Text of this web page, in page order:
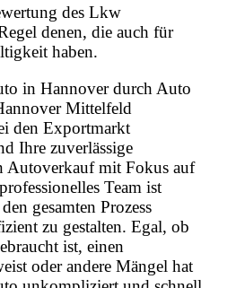
des Lkw
denen, die auch für
haben.
in Hannover durch Auto
Mittelfeld
den Exportmarkt
Ihre zuverlässige
Autoverkauf mit Fokus auf
Team ist
gesamten Prozess
zu gestalten. Egal, ob
ist, einen
oder andere Mängel hat